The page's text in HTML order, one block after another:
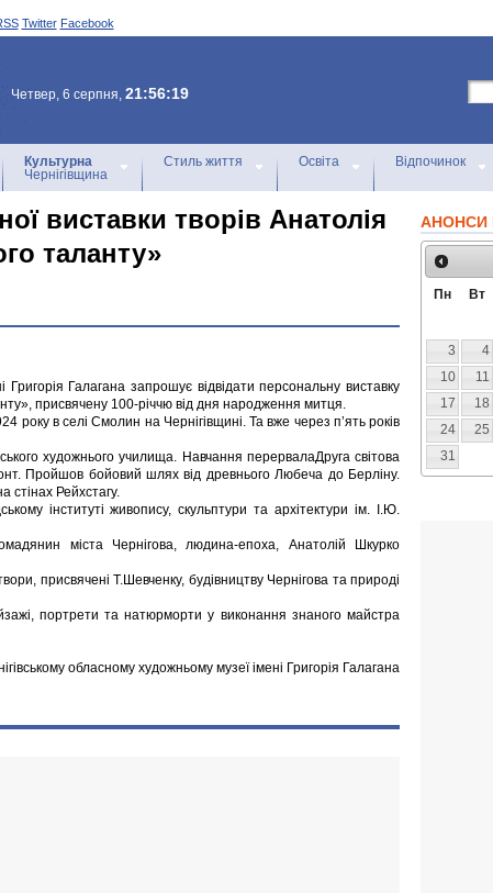
Twitter Facebook
Четвер, 6 серпня, 21:56:19
Культурна
Чернігівщина
Стиль життя Освіта Відпочинок
виставки творів Анатолія
таланту»
Григорія Галагана запрошує відвідати персональну виставку
присвячену 100-річчю від дня народження митця.
року в селі Смолин на Чернігівщині. Та вже через п’ять років
художнього училища. Навчання перервалаДруга світова
Пройшов бойовий шлях від древнього Любеча до Берліну.
стінах Рейхстагу.
інституті живопису, скульптури та архітектури ім. І.Ю.
міста Чернігова, людина-епоха, Анатолій Шкурко
присвячені Т.Шевченку, будівництву Чернігова та природі
портрети та натюрморти у виконання знаного майстра
обласному художньому музеї імені Григорія Галагана
АНОНСИ
Пн Вт
3
4
10
11
17
18
24
25
31